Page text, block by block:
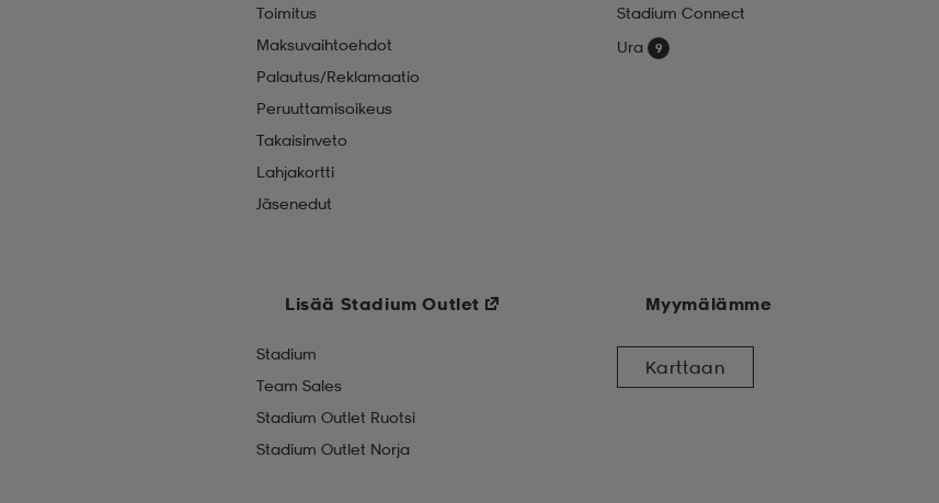
Toimitus
Maksuvaihtoehdot
Palautus/Reklamaatio
Peruuttamisoikeus
Takaisinveto
Lahjakortti
Jäsenedut
Stadium Connect
Ura
Lisää Stadium Outlet
Stadium
Team Sales
Stadium Outlet Ruotsi
Stadium Outlet Norja
Myymälämme
Karttaan